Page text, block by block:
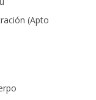
(Apto